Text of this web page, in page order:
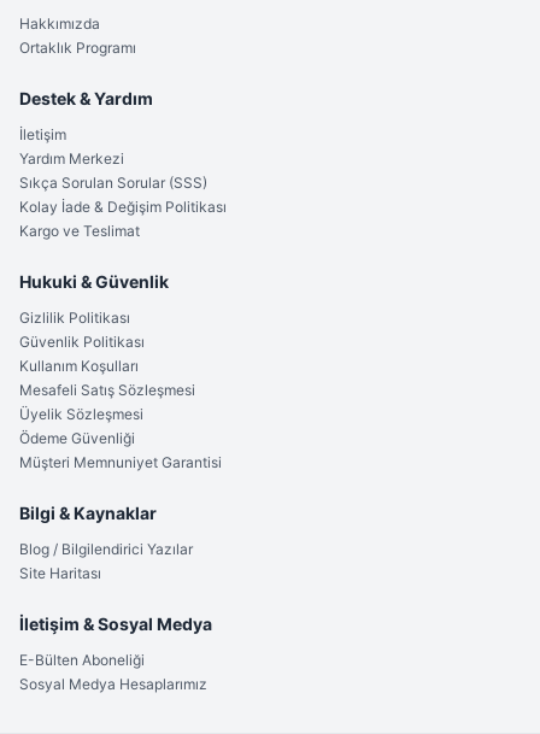
Hakkımızda
Ortaklık Programı
Destek & Yardım
İletişim
Yardım Merkezi
Sıkça Sorulan Sorular (SSS)
Kolay İade & Değişim Politikası
Kargo ve Teslimat
Hukuki & Güvenlik
Gizlilik Politikası
Güvenlik Politikası
Kullanım Koşulları
Mesafeli Satış Sözleşmesi
Üyelik Sözleşmesi
Ödeme Güvenliği
Müşteri Memnuniyet Garantisi
Bilgi & Kaynaklar
Blog / Bilgilendirici Yazılar
Site Haritası
İletişim & Sosyal Medya
E-Bülten Aboneliği
Sosyal Medya Hesaplarımız